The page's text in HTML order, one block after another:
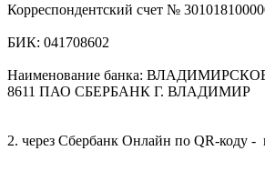
Корреспондентский счет №
БИК: 041708602
Наименование банка:
8611 ПАО СБЕРБАНК Г. ВЛАДИМИР
2. через Сбербанк Онлайн по QR-коду -